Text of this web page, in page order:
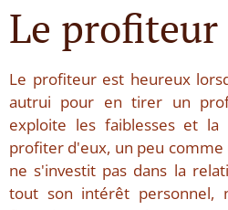
Le profiteur
Le profiteur est heureux
autrui pour en tirer un
exploite les faiblesses et
profiter d'eux, un peu
ne s'investit pas dans la
tout son intérêt personnel,